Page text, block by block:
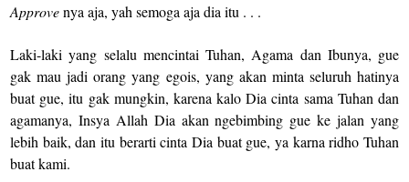
Approvenya aja, yah semoga aja dia itu . . .
Laki-laki yang selalu mencintai Tuhan, Agama dan Ibunya, gue
gak mau jadi orang yang egois, yang akan minta seluruh hatinya
buat gue, itu gak mungkin, karena kalo Dia cinta sama Tuhan dan
agamanya, Insya Allah Dia akan ngebimbing gue ke jalan yang
lebih baik, dan itu berarti cinta Dia buat gue, ya karna ridho Tuhan
buat kami.